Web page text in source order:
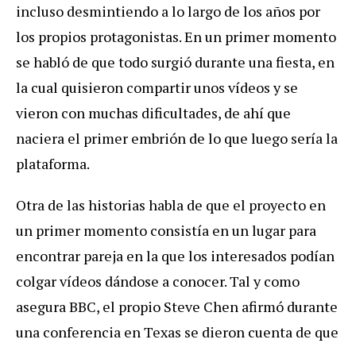
incluso desmintiendo a lo largo de los años por
los propios protagonistas. En un primer momento
se habló de que todo surgió durante una fiesta, en
la cual quisieron compartir unos vídeos y se
vieron con muchas dificultades, de ahí que
naciera el primer embrión de lo que luego sería la
plataforma.
Otra de las historias habla de que el proyecto en
un primer momento consistía en un lugar para
encontrar pareja en la que los interesados podían
colgar vídeos dándose a conocer. Tal y como
asegura BBC, el propio Steve Chen afirmó durante
una conferencia en Texas se dieron cuenta de que